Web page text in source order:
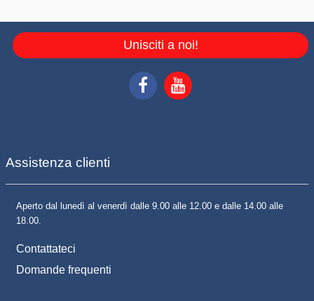
Unisciti a noi!
Assistenza clienti
Aperto dal lunedì al venerdì dalle 9.00 alle 12.00 e dalle 14.00 alle
18.00.
Contattateci
Domande frequenti